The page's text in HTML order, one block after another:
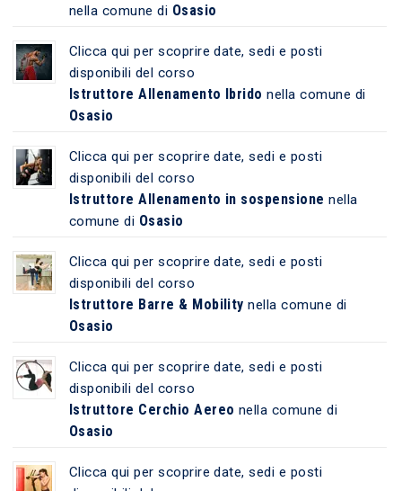
nella comune di Osasio
Clicca qui per scoprire date, sedi e posti
disponibili del corso
Istruttore Allenamento Ibrido nella comune di
Osasio
Clicca qui per scoprire date, sedi e posti
disponibili del corso
Istruttore Allenamento in sospensione nella
comune di Osasio
Clicca qui per scoprire date, sedi e posti
disponibili del corso
Istruttore Barre & Mobility nella comune di
Osasio
Clicca qui per scoprire date, sedi e posti
disponibili del corso
Istruttore Cerchio Aereo nella comune di
Osasio
Clicca qui per scoprire date, sedi e posti